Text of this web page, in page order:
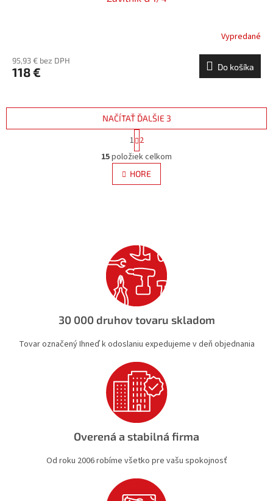
Vypredané
95,93 € bez DPH
118 € Do košíka
O
v
l
á
e
p
r
v
k
ý
i
s
u
NAČÍTAŤ ĎALŠIE 3
S
t
r
á
n
k
e
1 2
15položiek celkom
HORE
30 000 druhov tovaru skladom
Tovar označený Ihneď k odoslaniu expedujeme v deň objednania
Overená a stabilná firma
Od roku 2006 robíme všetko pre vašu spokojnosť